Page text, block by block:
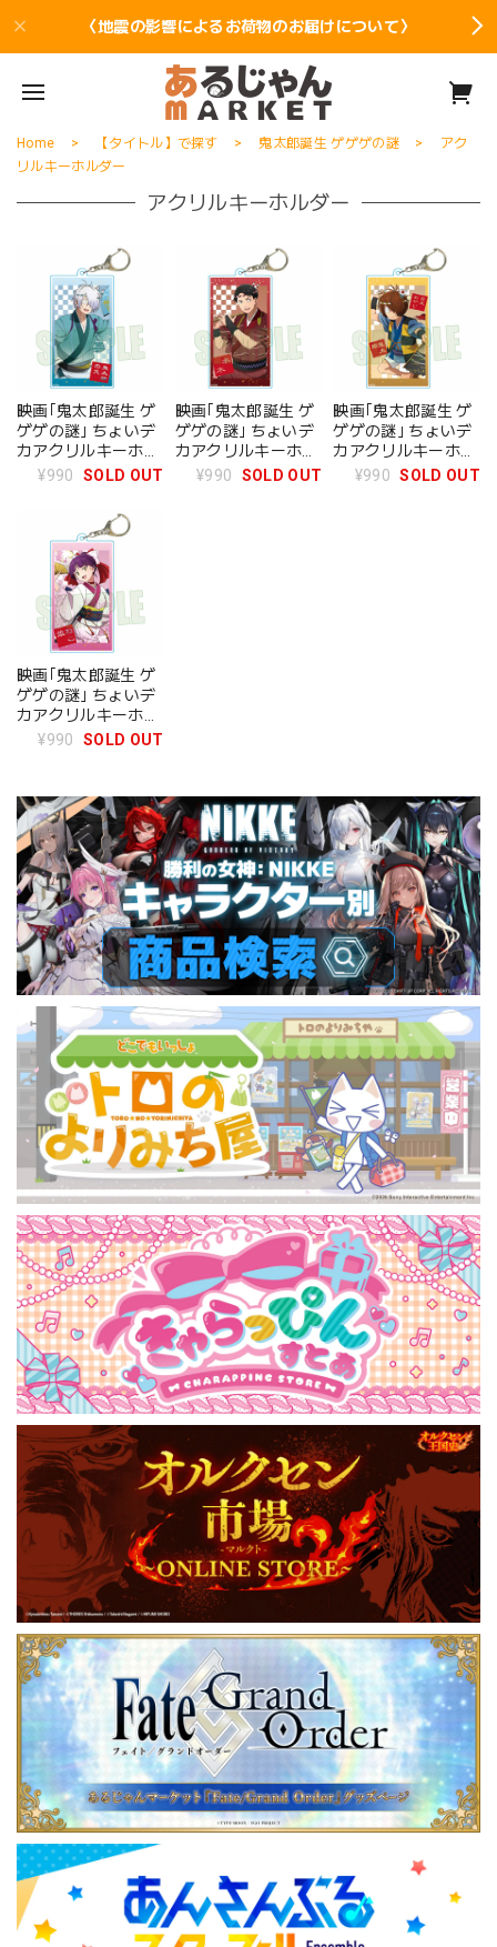
〈地震の影響によるお荷物のお届けについて〉
Home 【タイトル】で探す 鬼太郎誕生 ゲゲゲの謎
アク
リルキーホルダー
アクリルキーホルダー
映画｢鬼太郎誕生 ゲ
ゲゲの謎｣ ちょいデ
カアクリルキーホル
ダー 鬼太郎の父 舞
¥990 SOLD OUT
映画｢鬼太郎誕生 ゲ
ゲゲの謎｣ ちょいデ
カアクリルキーホル
ダー 水木 舞踊ver.
¥990 SOLD OUT
映画｢鬼太郎誕生 ゲ
ゲゲの謎｣ ちょいデ
カアクリルキーホル
ダー 鬼太郎&目玉お
¥990 SOLD OUT
映画｢鬼太郎誕生 ゲ
ゲゲの謎｣ ちょいデ
カアクリルキーホル
ダー ねこ娘 舞踊ver.
¥990 SOLD OUT